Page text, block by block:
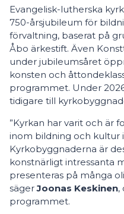
Evangelisk-lutherska
750-årsjubileum för
förvaltning, baserat på
Åbo ärkestift. Även
under jubileumsåret
konsten och
programmet. Under
tidigare till
”Kyrkan har varit och är
inom bildning och kultur
Kyrkobyggnaderna är
konstnärligt intressanta
presenteras på många
sägerJoonas Keskinen,
programmet.